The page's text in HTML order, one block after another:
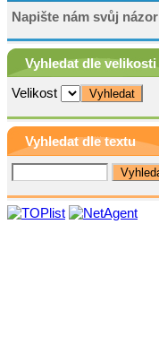
Napište nám svůj názor
Vyhledat dle velikosti
Velikost
Vyhledat dle textu